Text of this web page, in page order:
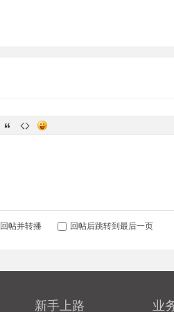
回帖并转播 回帖后跳转到最后一页
新手上路 业